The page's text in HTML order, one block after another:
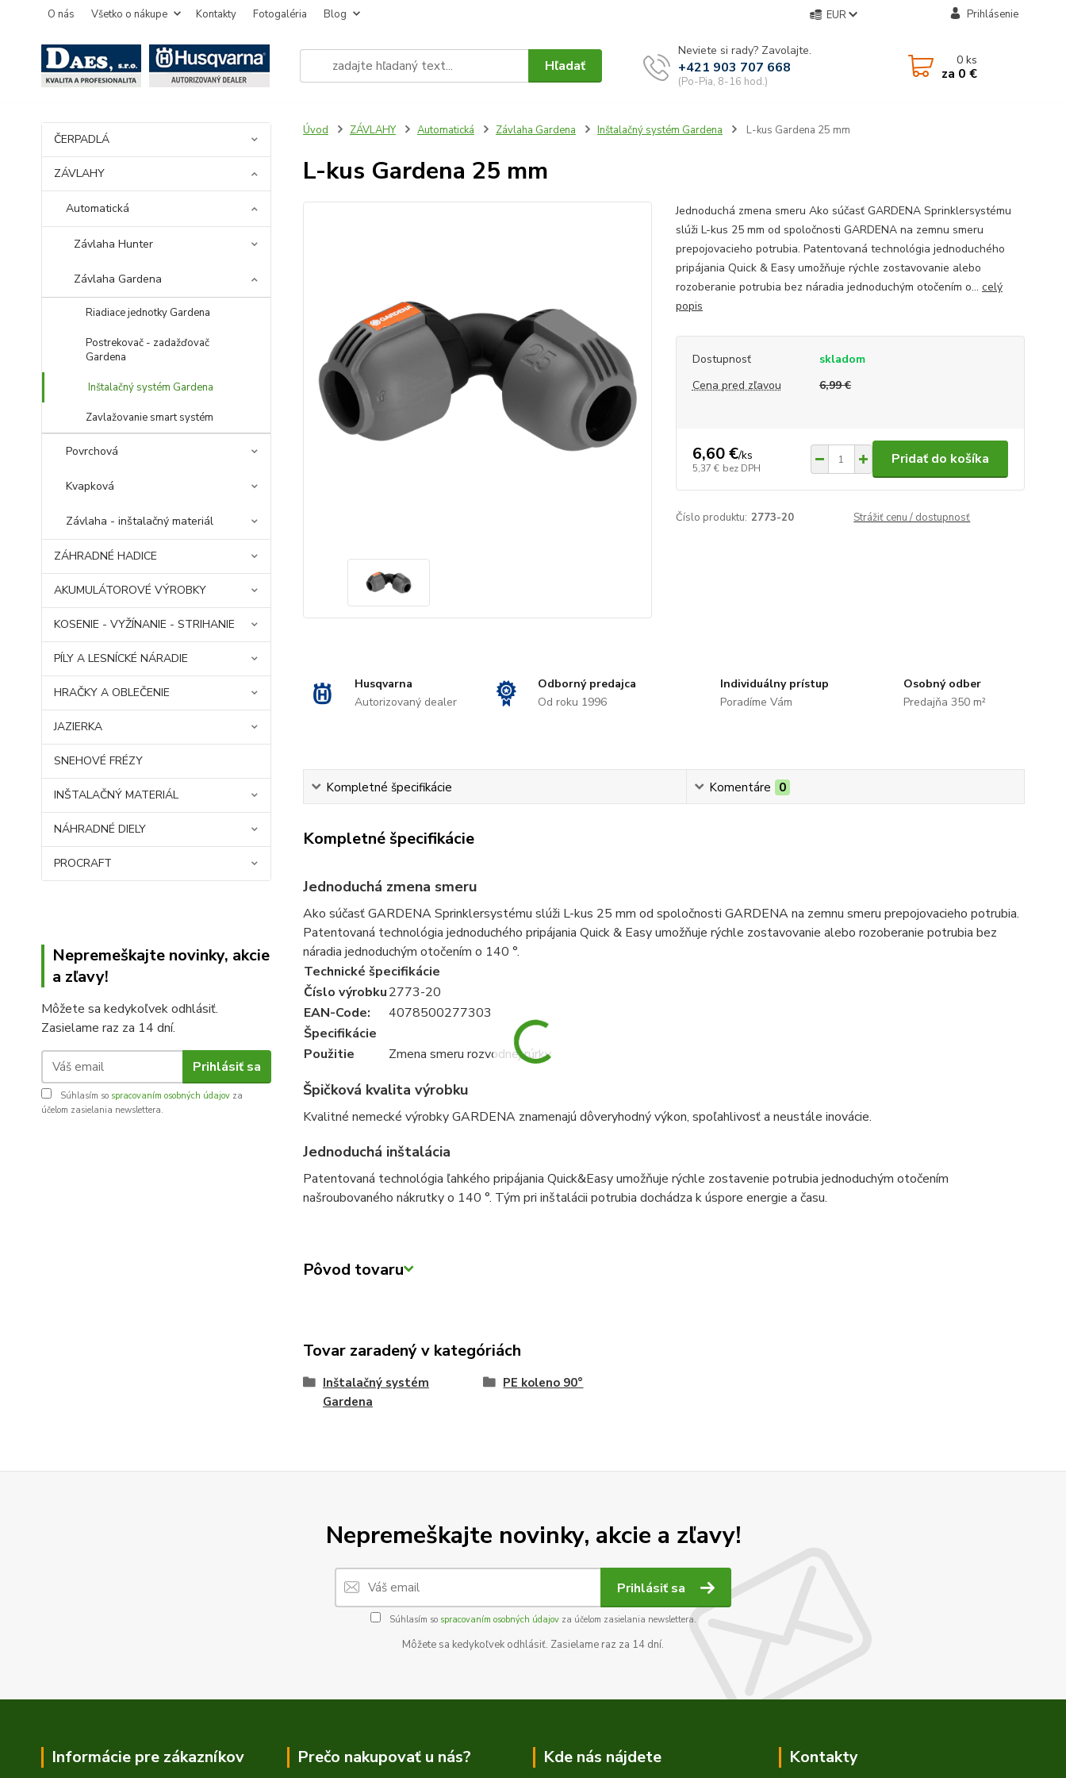
O nás Všetko o nákupe Kontakty Fotogaléria Blog EUR Prihlásenie
Hľadať
Neviete si rady? Zavolajte.
+421 903 707 668
(Po-Pia, 8-16 hod.)
0ks
za 0 €
ČERPADLÁ
ZÁVLAHY
Automatická
Závlaha Hunter
Závlaha Gardena
Riadiace jednotky Gardena
Postrekovač - zadažďovač
Gardena
Inštalačný systém Gardena
Zavlažovanie smart systém
Povrchová
Kvapková
Závlaha - inštalačný materiál
ZÁHRADNÉ HADICE
AKUMULÁTOROVÉ VÝROBKY
KOSENIE - VYŽÍNANIE - STRIHANIE
PÍLY A LESNÍCKÉ NÁRADIE
HRAČKY A OBLEČENIE
JAZIERKA
SNEHOVÉ FRÉZY
INŠTALAČNÝ MATERIÁL
NÁHRADNÉ DIELY
PROCRAFT
Nepremeškajte novinky, akcie
a zľavy!
Môžete sa kedykoľvek odhlásiť.
Zasielame raz za 14 dní.
Prihlásiť sa
Súhlasím so spracovaním osobných údajov za
účelom zasielania newslettera.
Úvod ZÁVLAHY Automatická Závlaha Gardena Inštalačný systém Gardena L-kus Gardena 25 mm
L-kus Gardena 25 mm
Jednoduchá zmena smeru Ako súčasť GARDENA Sprinklersystému
slúži L-kus 25 mm od spoločnosti GARDENA na zemnu smeru
prepojovacieho potrubia. Patentovaná technológia jednoduchého
pripájania Quick & Easy umožňuje rýchle zostavovanie alebo
rozoberanie potrubia bez náradia jednoduchým otočením o... celý
popis
Dostupnosť
skladom
Cena pred zľavou
6,99 €
6,60 €/ks
5,37 € bez DPH
Pridať do košíka
Číslo produktu: 2773-20 Strážiť cenu / dostupnosť
Husqvarna
Autorizovaný dealer
Odborný predajca
Od roku 1996
Individuálny prístup
Poradíme Vám
Osobný odber
Predajňa 350 m²
Kompletné špecifikácie Komentáre 0
Kompletné špecifikácie
Jednoduchá zmena smeru
Ako súčasť GARDENA Sprinklersystému slúži L-kus 25 mm od spoločnosti GARDENA na zemnu smeru prepojovacieho potrubia.
Patentovaná technológia jednoduchého pripájania Quick & Easy umožňuje rýchle zostavovanie alebo rozoberanie potrubia bez
náradia jednoduchým otočením o 140 °.
Technické špecifikácie
Číslo výrobku2773-20
EAN-Code:
4078500277303
Špecifikácie
Použitie
Zmena smeru rozvodnej rúrky
Špičková kvalita výrobku
Kvalitné nemecké výrobky GARDENA znamenajú dôveryhodný výkon, spoľahlivosť a neustále inovácie.
Jednoduchá inštalácia
Patentovaná technológia ľahkého pripájania Quick&Easy umožňuje rýchle zostavenie potrubia jednoduchým otočením
našroubovaného nákrutky o 140 °. Tým pri inštalácii potrubia dochádza k úspore energie a času.
Pôvod tovaru
Tovar zaradený v kategóriách
Inštalačný systém
Gardena
PE koleno 90°
Nepremeškajte novinky, akcie a zľavy!
Prihlásiť sa
Súhlasím so spracovaním osobných údajovza účelom zasielania newslettera.
Môžete sa kedykoľvek odhlásiť. Zasielame raz za 14 dní.
Informácie pre zákazníkov Prečo nakupovať u nás? Kde nás nájdete Kontakty